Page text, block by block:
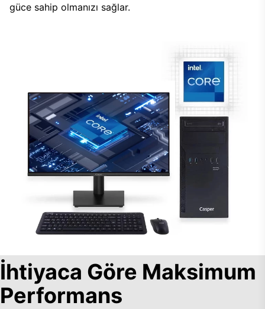
güce sahip olmanızı sağlar.
İhtiyaca Göre Maksimum
Performans